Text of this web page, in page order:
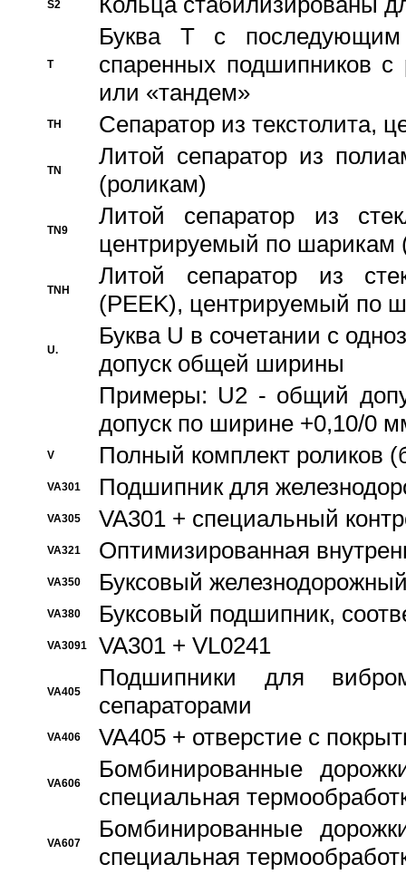
S2
T
Буква T с
спаренных подшипников
или «тандем»
TH Сепаратор из текстолита,
TN
Литой сепаратор из
(роликам)
TN9
Литой сепаратор из
центрируемый по шарикам
TNH
Литой сепаратор из
(PEEK), центрируемый по
U.
Буква U в сочетании с
допуск общей ширины
Примеры: U2 - общий
допуск по ширине +0,10/0
V Полный комплект роликов
VA301 Подшипник для
VA305 VA301 + специальный
VA321 Оптимизированная
VA350 Буксовый
VA380 Буксовый подшипник,
VA3091 VA301 + VL0241
VA405
Подшипники для
сепараторами
VA406 VA405 + отверстие с
VA606
Бомбинированные
специальная
VA607
Бомбинированные
специальная